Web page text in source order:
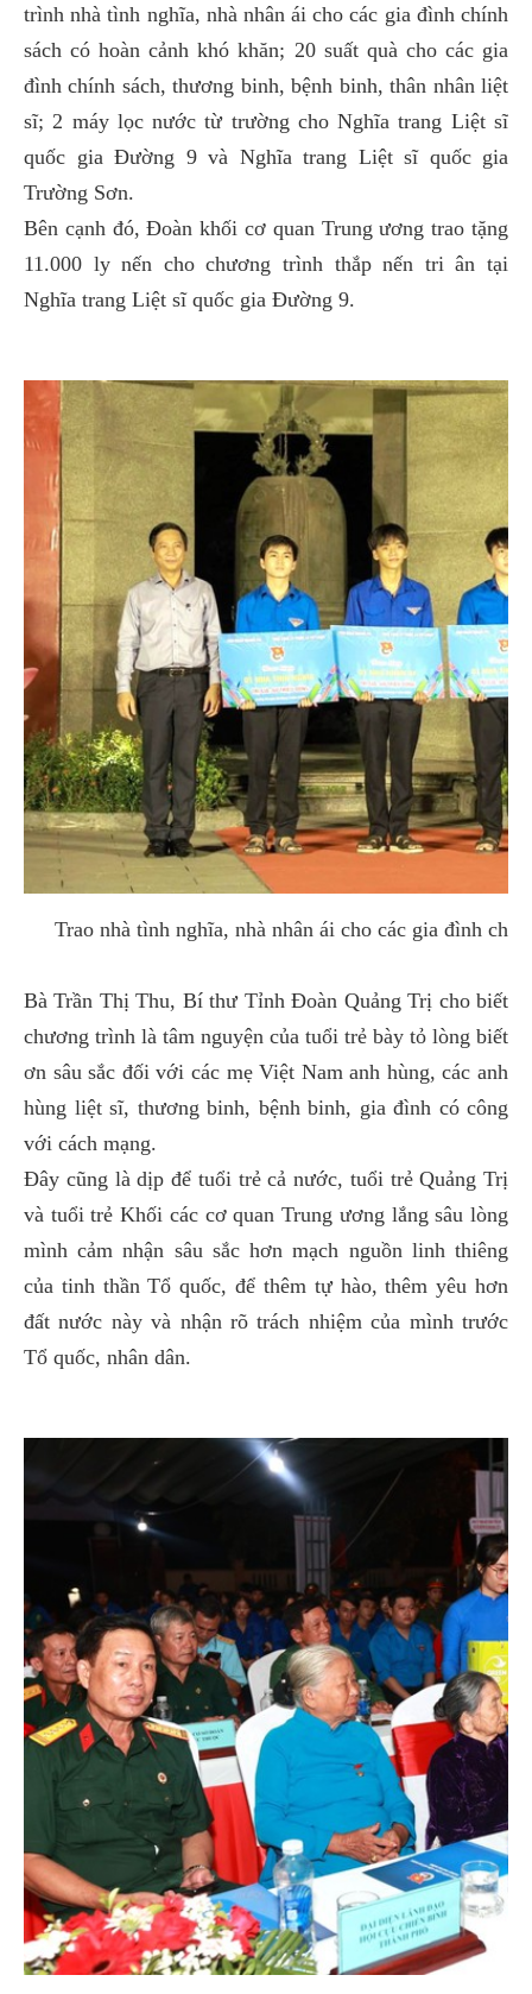
trình nhà tình nghĩa, nhà nhân ái cho các gia đình chính
sách có hoàn cảnh khó khăn; 20 suất quà cho các gia
đình chính sách, thương binh, bệnh binh, thân nhân liệt
sĩ; 2 máy lọc nước từ trường cho Nghĩa trang Liệt sĩ
quốc gia Đường 9 và Nghĩa trang Liệt sĩ quốc gia
Trường Sơn.
Bên cạnh đó, Đoàn khối cơ quan Trung ương trao tặng
11.000 ly nến cho chương trình thắp nến tri ân tại
Nghĩa trang Liệt sĩ quốc gia Đường 9.
Trao nhà tình nghĩa, nhà nhân ái cho các gia đình
Bà Trần Thị Thu, Bí thư Tỉnh Đoàn Quảng Trị cho biết
chương trình là tâm nguyện của tuổi trẻ bày tỏ lòng biết
ơn sâu sắc đối với các mẹ Việt Nam anh hùng, các anh
hùng liệt sĩ, thương binh, bệnh binh, gia đình có công
với cách mạng.
Đây cũng là dịp để tuổi trẻ cả nước, tuổi trẻ Quảng Trị
và tuổi trẻ Khối các cơ quan Trung ương lắng sâu lòng
mình cảm nhận sâu sắc hơn mạch nguồn linh thiêng
của tinh thần Tổ quốc, để thêm tự hào, thêm yêu hơn
đất nước này và nhận rõ trách nhiệm của mình trước
Tổ quốc, nhân dân.